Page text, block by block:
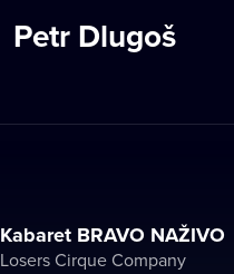
Petr Dlugoš
Kabaret BRAVO NAŽIVO
Losers Cirque Company